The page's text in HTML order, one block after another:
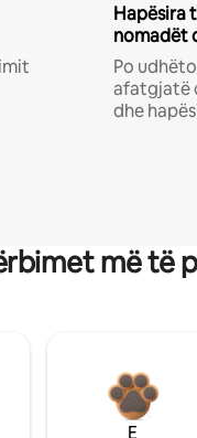
Hapësira
nomadët
Po
afatgjatë
dhe
më të
E